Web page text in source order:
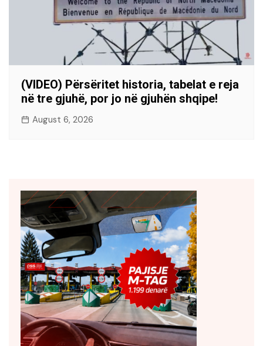
(VIDEO) Përsëritet historia, tabelat e reja
në tre gjuhë, por jo në gjuhën shqipe!
August 6, 2026